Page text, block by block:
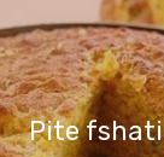
Pite fshati